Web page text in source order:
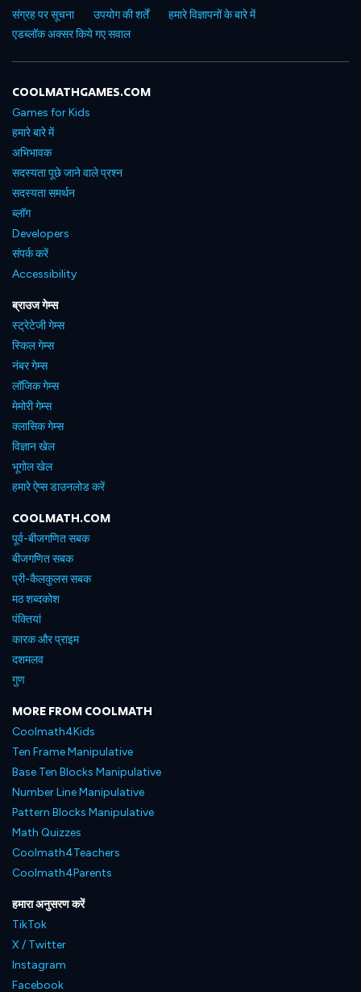
संग्रह पर सूचना
उपयोग की शर्तें
हमारे विज्ञापनों के बारे में
एडब्लॉक अक्सर किये गए सवाल
COOLMATHGAMES.COM
Games for Kids
हमारे बारे में
अभिभावक
सदस्यता पूछे जाने वाले प्रश्न
सदस्यता समर्थन
ब्लॉग
Developers
संपर्क करें
Accessibility
ब्राउज गेम्स
स्ट्रेटेजी गेम्स
स्किल गेम्स
नंबर गेम्स
लॉजिक गेम्स
मेमोरी गेम्स
क्लासिक गेम्स
विज्ञान खेल
भूगोल खेल
हमारे ऐप्स डाउनलोड करें
COOLMATH.COM
पूर्व-बीजगणित सबक
बीजगणित सबक
प्री-कैलकुलस सबक
मठ शब्दकोश
पंक्तियां
कारक और प्राइम
दशमलव
गुण
MORE FROM COOLMATH
Coolmath4Kids
Ten Frame Manipulative
Base Ten Blocks Manipulative
Number Line Manipulative
Pattern Blocks Manipulative
Math Quizzes
Coolmath4Teachers
Coolmath4Parents
हमारा अनुसरण करें
TikTok
X / Twitter
Instagram
Facebook